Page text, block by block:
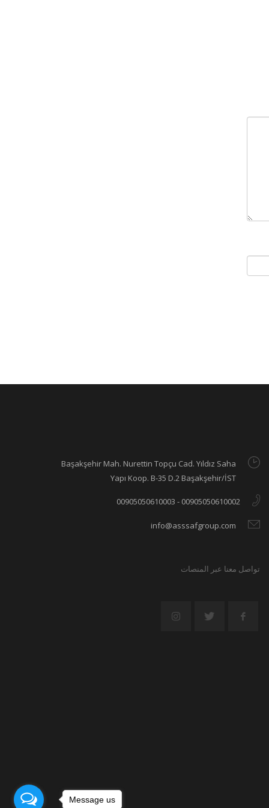
Başakşehir Mah. Nurettin Topçu Cad. Yıldız Saha
Yapı Koop. B-35 D.2 Başakşehir/İST
00905050610002 - 00905050610003
info@asssafgroup.com
تواصل معنا عبر المنصات
Message us